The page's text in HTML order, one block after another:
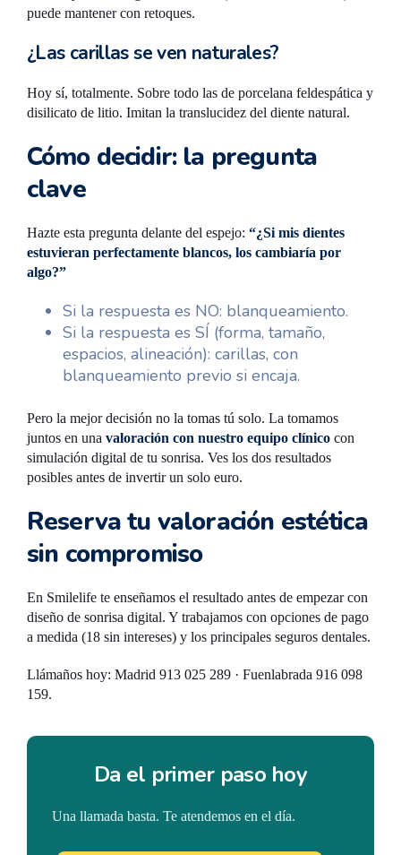
puede mantener con retoques.
¿Las carillas se ven naturales?
Hoy sí, totalmente. Sobre todo las de porcelana feldespática y
disilicato de litio. Imitan la translucidez del diente natural.
Cómo decidir: la pregunta
clave
Hazte esta pregunta delante del espejo: “¿Si mis dientes
estuvieran perfectamente blancos, los cambiaría por
algo?”
Si la respuesta es NO: blanqueamiento.
Si la respuesta es SÍ (forma, tamaño,
espacios, alineación): carillas, con
blanqueamiento previo si encaja.
Pero la mejor decisión no la tomas tú solo. La tomamos
juntos en una valoración con nuestro equipo clínico con
simulación digital de tu sonrisa. Ves los dos resultados
posibles antes de invertir un solo euro.
Reserva tu valoración estética
sin compromiso
En Smilelife te enseñamos el resultado antes de empezar con
diseño de sonrisa digital. Y trabajamos con opciones de pago
a medida (18 sin intereses) y los principales seguros dentales.
Llámaños hoy: Madrid 913 025 289 · Fuenlabrada 916 098
159.
Da el primer paso hoy
Una llamada basta. Te atendemos en el día.